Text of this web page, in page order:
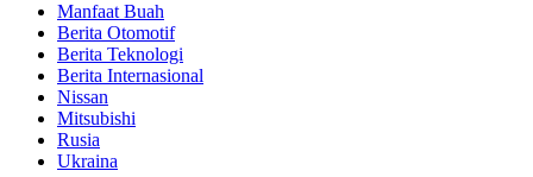
Manfaat Buah
Berita Otomotif
Berita Teknologi
Berita Internasional
Nissan
Mitsubishi
Rusia
Ukraina